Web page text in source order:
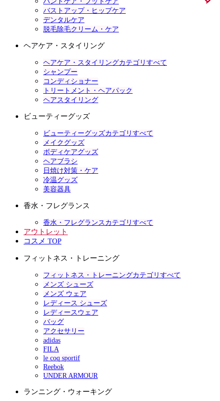
バストアップ・ヒップケア
デンタルケア
脱毛除毛クリーム・ケア
ヘアケア・スタイリング
ヘアケア・スタイリングカテゴリすべて
シャンプー
コンディショナー
トリートメント・ヘアパック
ヘアスタイリング
ビューティーグッズ
ビューティーグッズカテゴリすべて
メイクグッズ
ボディケアグッズ
ヘアブラシ
日焼け対策・ケア
冷温グッズ
美容器具
香水・フレグランス
香水・フレグランスカテゴリすべて
アウトレット
コスメ TOP
フィットネス・トレーニング
フィットネス・トレーニングカテゴリすべて
メンズ シューズ
メンズ ウェア
レディース シューズ
レディースウェア
バッグ
アクセサリー
adidas
FILA
le coq sportif
Reebok
UNDER ARMOUR
ランニング・ウォーキング